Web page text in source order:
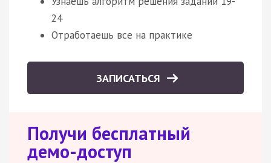
24
Отработаешь все на практике
ЗАПИСАТЬСЯ
Получи бесплатный
демо-доступ